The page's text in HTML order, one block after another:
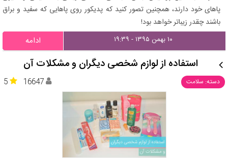
پاهای خود دارند، همچنین تصور کنید که پدیکور روی پاهایی که سفید و براق
باشند چقدر زیباتر خواهد بود!
۱۰ بهمن ۱۳۹۵ - ۱۹:۳۹ ادامه
استفاده از لوازم شخصی دیگران و مشکلات آن
دسته: سلامت 5 16647